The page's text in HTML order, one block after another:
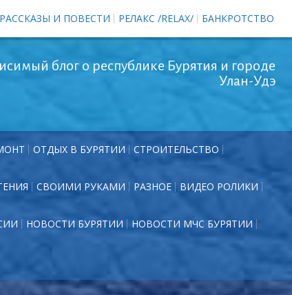
И ПОВЕСТИ РЕЛАКС /RELAX/ БАНКРОТСТВО
блог о республике Бурятия и городе
Улан-Удэ
ОТДЫХ В БУРЯТИИ СТРОИТЕЛЬСТВО
СВОИМИ РУКАМИ РАЗНОЕ ВИДЕО РОЛИКИ
НОВОСТИ БУРЯТИИ НОВОСТИ МЧС БУРЯТИИ